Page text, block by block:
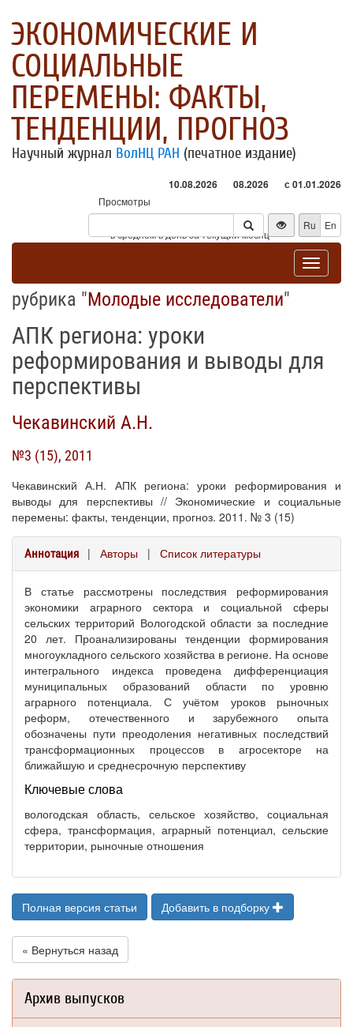
ЭКОНОМИЧЕСКИЕ И
СОЦИАЛЬНЫЕ
ПЕРЕМЕНЫ: ФАКТЫ,
ТЕНДЕНЦИИ, ПРОГНОЗ
Научный журнал ВолНЦ РАН (печатное издание)
10.08.2026 08.2026 с 01.01.2026
Просмотры
Посетители
* - в среднем в день за текущий месяц
Ru En
Toggle
рубрика "Молодые исследователи"
АПК региона: уроки
реформирования и выводы для
перспективы
Чекавинский А.Н.
№3 (15), 2011
Чекавинский А.Н. АПК региона: уроки реформирования и
выводы для перспективы // Экономические и социальные
перемены: факты, тенденции, прогноз. 2011. № 3 (15)
Аннотация | Авторы | Список литературы
В статье рассмотрены последствия реформирования
экономики аграрного сектора и социальной сферы
сельских территорий Вологодской области за последние
20 лет. Проанализированы тенденции формирования
многоукладного сельского хозяйства в регионе. На основе
интегрального индекса проведена дифференциация
муниципальных образований области по уровню
аграрного потенциала. С учётом уроков рыночных
реформ, отечественного и зарубежного опыта
обозначены пути преодоления негативных последствий
трансформационных процессов в агросекторе на
ближайшую и среднесрочную перспективу
Ключевые слова
вологодская область, сельское хозяйство, социальная
сфера, трансформация, аграрный потенциал, сельские
территории, рыночные отношения
Полная версия статьи Добавить в подборку
« Вернуться назад
Архив выпусков